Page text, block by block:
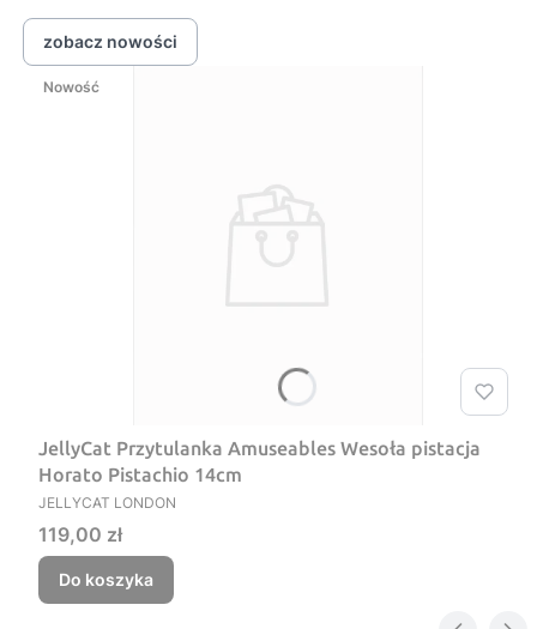
zobacz nowości
Nowość
JellyCat Przytulanka Amuseables Wesoła pistacja
Horato Pistachio 14cm
PRODUCENT
JELLYCAT LONDON
Cena
119,00 zł
Do koszyka